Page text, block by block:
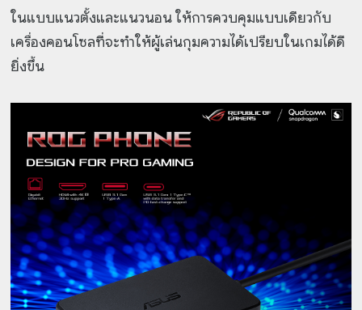
ในแบบแนวตั้งและแนวนอน ให้การควบคุมแบบเดียวกับ
เครื่องคอนโซลที่จะทำให้ผู้เล่นกุมความได้เปรียบในเกมได้ดี
ยิ่งขึ้น